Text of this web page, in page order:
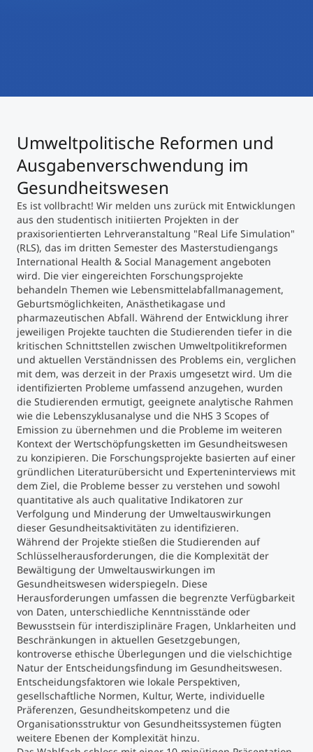
Masterclasses
Management-Seminare
Technische Weiterbildung
Maßgeschneiderte Programme
Studienberatung
Executive Education Finder
Umweltpolitische Reformen und
Ausgabenverschwendung im
Gesundheitswesen
Es ist vollbracht! Wir melden uns zurück mit Entwicklungen
aus den studentisch initiierten Projekten in der
praxisorientierten Lehrveranstaltung "Real Life Simulation"
(RLS), das im dritten Semester des Masterstudiengangs
International Health & Social Management angeboten
wird. Die vier eingereichten Forschungsprojekte
behandeln Themen wie Lebensmittelabfallmanagement,
Geburtsmöglichkeiten, Anästhetikagase und
pharmazeutischen Abfall. Während der Entwicklung ihrer
jeweiligen Projekte tauchten die Studierenden tiefer in die
kritischen Schnittstellen zwischen Umweltpolitikreformen
und aktuellen Verständnissen des Problems ein, verglichen
mit dem, was derzeit in der Praxis umgesetzt wird. Um die
identifizierten Probleme umfassend anzugehen, wurden
die Studierenden ermutigt, geeignete analytische Rahmen
wie die Lebenszyklusanalyse und die NHS 3 Scopes of
Emission zu übernehmen und die Probleme im weiteren
Kontext der Wertschöpfungsketten im Gesundheitswesen
zu konzipieren. Die Forschungsprojekte basierten auf einer
gründlichen Literaturübersicht und Experteninterviews mit
dem Ziel, die Probleme besser zu verstehen und sowohl
quantitative als auch qualitative Indikatoren zur
Verfolgung und Minderung der Umweltauswirkungen
dieser Gesundheitsaktivitäten zu identifizieren.
Während der Projekte stießen die Studierenden auf
Schlüsselherausforderungen, die die Komplexität der
Bewältigung der Umweltauswirkungen im
Gesundheitswesen widerspiegeln. Diese
Herausforderungen umfassen die begrenzte Verfügbarkeit
von Daten, unterschiedliche Kenntnisstände oder
Bewusstsein für interdisziplinäre Fragen, Unklarheiten und
Beschränkungen in aktuellen Gesetzgebungen,
kontroverse ethische Überlegungen und die vielschichtige
Natur der Entscheidungsfindung im Gesundheitswesen.
Entscheidungsfaktoren wie lokale Perspektiven,
gesellschaftliche Normen, Kultur, Werte, individuelle
Präferenzen, Gesundheitskompetenz und die
Organisationsstruktur von Gesundheitssystemen fügten
weitere Ebenen der Komplexität hinzu.